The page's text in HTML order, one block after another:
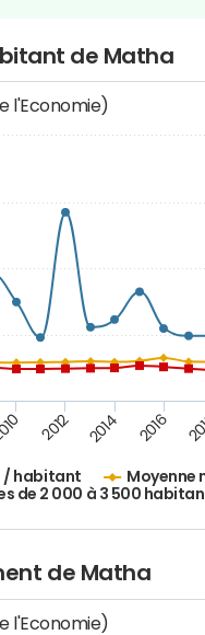
de Matha
l'Economie)
/ habitant
Moyenne
de 2 000 à 3 500
2012 2014 2016
de Matha
l'Economie)